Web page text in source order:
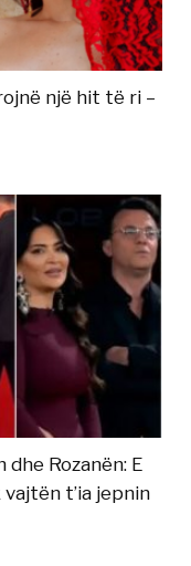
një hit të ri –
Rozanën: E
t’ia jepnin